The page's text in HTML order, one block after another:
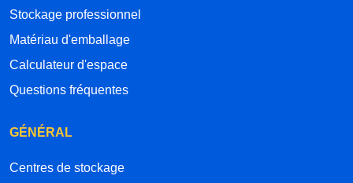
Stockage professionnel
Matériau d'emballage
Calculateur d'espace
Questions fréquentes
GÉNÉRAL
Centres de stockage